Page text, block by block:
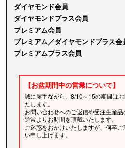
ダイヤモンド会員
ダイヤモンドプラス会員
プレミアム会員
プレミアム／ダイヤモンドプラス会
プレミアムプラス会員
【お盆期間中の営業について】
誠に勝手ながら、8/10～15の期間は
たします。
お問い合わせへのご返信や受注生産品
通常よりお時間を頂戴いたします。
ご迷惑をおかけいたしますが、何卒
い申し上げます。